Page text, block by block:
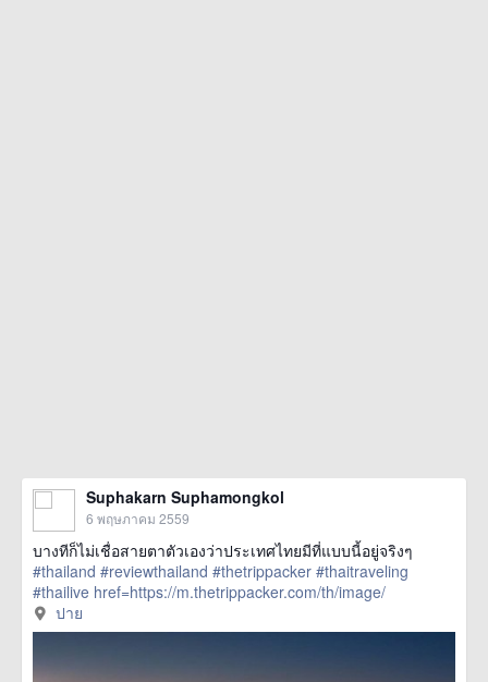
Suphakarn Suphamongkol
6 พฤษภาคม 2559
บางทีก็ไม่เชื่อสายตาตัวเองว่าประเทศไทยมีที่แบบนี้อยู่จริงๆ
#thailand #reviewthailand #thetrippacker #thaitraveling
#thailive href=https://m.thetrippacker.com/th/image/
ปาย/194200> more
ปาย